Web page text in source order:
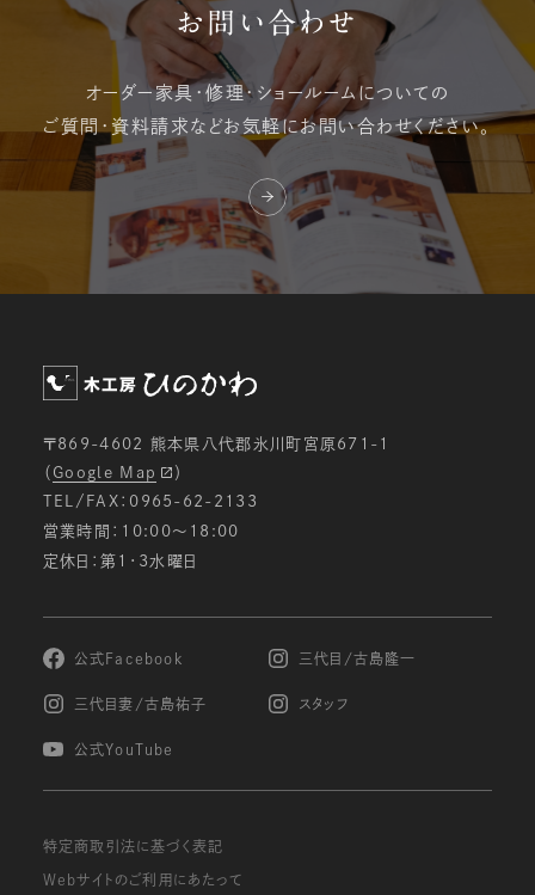
お問い合わせ
オーダー家具・修理・ ショールームについての
ご質問・資料請求などお気軽にお問い合わせください。
〒869-4602 熊本県八代郡氷川町宮原671-1
（ Google Map
）
TEL/FAX：0965-62-2133
営業時間：10:00〜18:00
定休日：第1・3水曜日
公式Facebook 三代目/古島隆一
三代目妻/古島祐子 スタッフ
公式YouTube
特定商取引法に基づく表記
Webサイトのご利用にあたって